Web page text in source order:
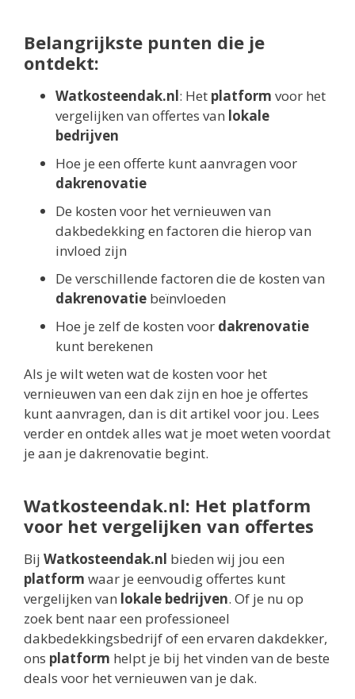
Belangrijkste punten die je
ontdekt:
Watkosteendak.nl: Het platform voor het
vergelijken van offertes van lokale
bedrijven
Hoe je een offerte kunt aanvragen voor
dakrenovatie
De kosten voor het vernieuwen van
dakbedekking en factoren die hierop van
invloed zijn
De verschillende factoren die de kosten van
dakrenovatie beïnvloeden
Hoe je zelf de kosten voor dakrenovatie
kunt berekenen
Als je wilt weten wat de kosten voor het
vernieuwen van een dak zijn en hoe je offertes
kunt aanvragen, dan is dit artikel voor jou. Lees
verder en ontdek alles wat je moet weten voordat
je aan je dakrenovatie begint.
Watkosteendak.nl: Het platform
voor het vergelijken van offertes
Bij Watkosteendak.nl bieden wij jou een
platform waar je eenvoudig offertes kunt
vergelijken van lokale bedrijven. Of je nu op
zoek bent naar een professioneel
dakbedekkingsbedrijf of een ervaren dakdekker,
ons platform helpt je bij het vinden van de beste
deals voor het vernieuwen van je dak.